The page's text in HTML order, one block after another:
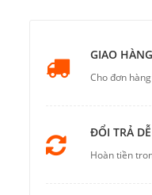
GIAO
Cho đơn
ĐỔI TRẢ
Hoàn tiền